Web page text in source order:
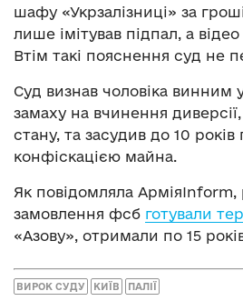
шафу «Укрзалізниці» за
лише імітував підпал, а
Втім такі пояснення суд не
Суд визнав чоловіка винним
замаху на вчинення
стану, та засудив до 10 років
конфіскацією майна.
Як повідомляла АрміяInform,
замовлення фсб готували
«Азову», отримали по 15 років
ВИРОК СУДУ КИЇВ ПАЛІЇ